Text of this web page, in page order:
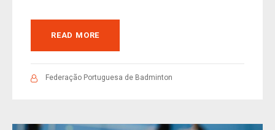
READ MORE
Federação Portuguesa de Badminton